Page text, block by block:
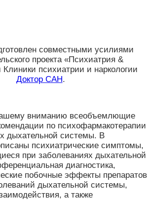
совместными усилиями
проекта «Психиатрия &
Клиники психиатрии и наркологии
Доктор САН.
вниманию всеобъемлющие
по психофармакотерапии
дыхательной системы. В
психиатрические симптомы,
при заболеваниях дыхательной
диагностика,
побочные эффекты препаратов
дыхательной системы,
а также